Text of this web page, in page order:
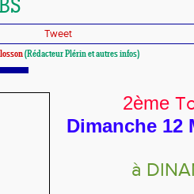
Tweet
(Rédacteur Plérin et autres infos)
2ème
Dimanche 12
à